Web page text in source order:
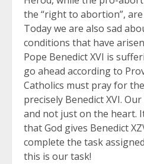
the “right to abortion”,
Today we are also sad
conditions that have
Pope Benedict XVI is
go ahead according to
Catholics must pray for
precisely Benedict XVI.
and not just on the heart.
that God gives Benedict
complete the task
this is our task!